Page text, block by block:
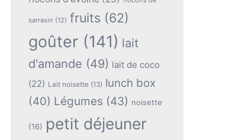
sarrasin (12) fruits (62)
goûter(141) lait
d'amande (49) lait de coco
(22) Lait noisette (13) lunch box
(40) Légumes (43) noisette
(16) petit déjeuner